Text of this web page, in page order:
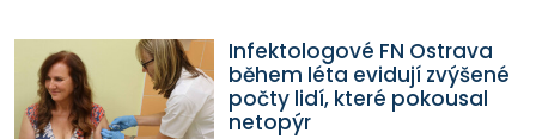
Infektologové FN Ostrava
během léta evidují zvýšené
počty lidí, které pokousal
netopýr